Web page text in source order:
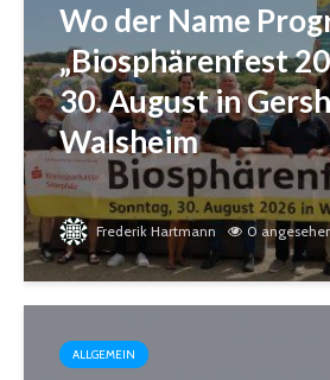
Wo der Name
„Biosphärenfest
30. August in
Walsheim
Frederik Hartmann 0
ALLGEMEIN